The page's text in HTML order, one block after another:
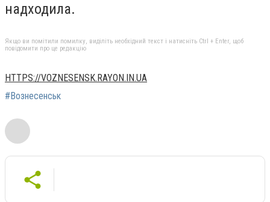
надходила.
Якщо ви помітили помилку, виділіть необхідний текст і натисніть Ctrl + Enter, щоб
повідомити про це редакцію
HTTPS://VOZNESENSK.RAYON.IN.UA
#Вознесенськ